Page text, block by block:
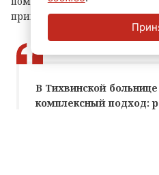
привели в порядок и
В Тихвинской
комплексный подход: